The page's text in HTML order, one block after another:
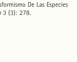
De Las Especies
3 (3): 278.